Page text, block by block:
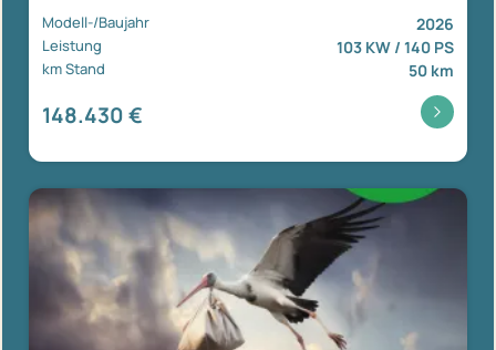
Modell-/Baujahr 2026
Leistung 103 KW / 140 PS
km Stand 50 km
148.430 €